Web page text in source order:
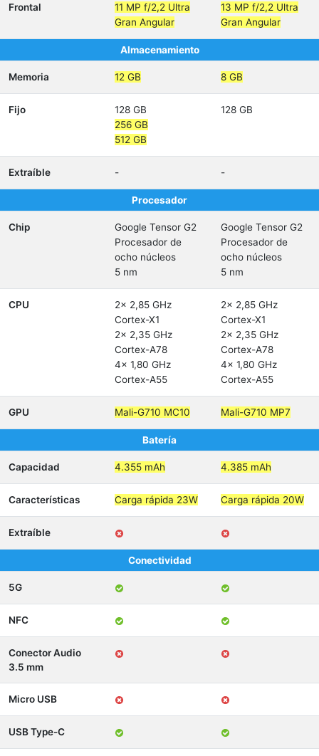
Frontal
11 MP f/2,2 Ultra
Gran Angular
13 MP f/2,2 Ultra
Gran Angular
Almacenamiento
Memoria 12 GB 8 GB
Fijo
128 GB
256 GB
512 GB
128 GB
Extraíble - -
Procesador
Chip
Google Tensor G2
Procesador de
ocho núcleos
5 nm
Google Tensor G2
Procesador de
ocho núcleos
5 nm
CPU
2x 2,85 GHz
Cortex-X1
2x 2,35 GHz
Cortex-A78
4x 1,80 GHz
Cortex-A55
2x 2,85 GHz
Cortex-X1
2x 2,35 GHz
Cortex-A78
4x 1,80 GHz
Cortex-A55
GPU Mali-G710 MC10 Mali-G710 MP7
Batería
Capacidad 4.355 mAh 4.385 mAh
Características Carga rápida 23W Carga rápida 20W
Extraíble
Conectividad
5G
NFC
Conector Audio
3.5 mm
Micro USB
USB Type-C